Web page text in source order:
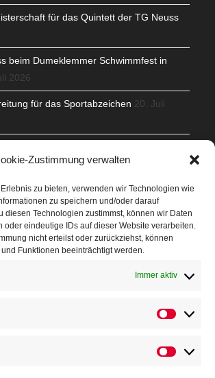
Zustimmung verwalten
zu bieten, verwenden wir Technologien wie
zu speichern und/oder darauf
diesen Technologien zustimmst, können wir Daten
oder eindeutige IDs auf dieser Website verarbeiten.
nicht erteilst oder zurückziehst, können
Funktionen beeinträchtigt werden.
Immer aktiv
für das Quintett der TG Neuss
beim Dumeklemmer Schwimmfest in
2026
für das Sportabzeichen 20. Juli